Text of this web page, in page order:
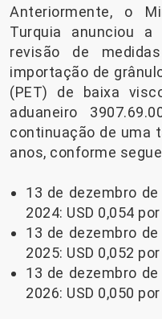
Anteriormente, o
Turquia anunciou
revisão de
importação de
(PET) de baixa
aduaneiro
continuação de uma
anos, conforme
13 de dezembro
2024: USD 0,054
13 de dezembro
2025: USD 0,052
13 de dezembro
2026: USD 0,050